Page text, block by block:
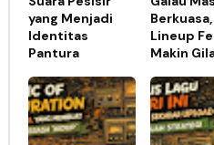
yang Menjadi
Identitas
Pantura
Berkuasa,
Lineup
Makin